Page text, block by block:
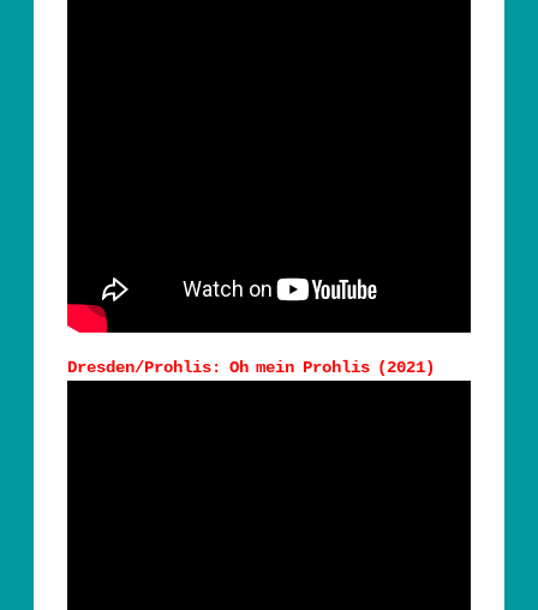
Dresden/Prohlis: Oh mein Prohlis (2021)